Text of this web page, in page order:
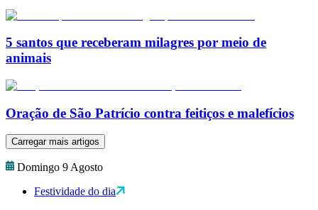
5 santos que receberam milagres por meio de
animais
Oração de São Patrício contra feitiços e malefícios
Carregar mais artigos
Domingo 9 Agosto
Festividade do dia